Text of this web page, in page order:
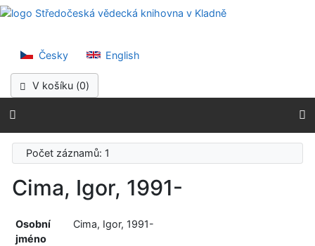
Přejít na obsah
Přejít na menu
Česky English
V košíku (0)
Počet záznamů: 1
Cima, Igor, 1991-
Osobní
jméno
Cima, Igor, 1991-